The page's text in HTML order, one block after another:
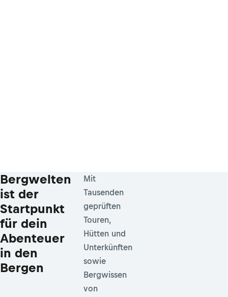
Bergwelten
ist der
Startpunkt
für dein
Abenteuer
in den
Bergen
Mit
Tausenden
geprüften
Touren,
Hütten und
Unterkünften
sowie
Bergwissen
von